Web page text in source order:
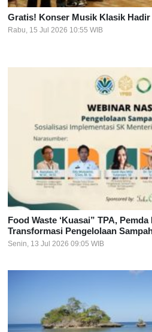
Gratis! Konser Musik Klasik
Rabu, 15 Jul 2026 10:55 WIB
Food Waste ‘Kuasai” TPA,
Transformasi Pengelolaan
Senin, 13 Jul 2026 09:05 WIB